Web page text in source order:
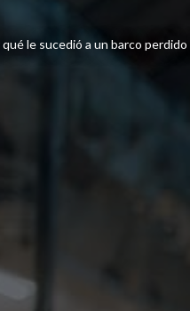
le sucedió a un barco